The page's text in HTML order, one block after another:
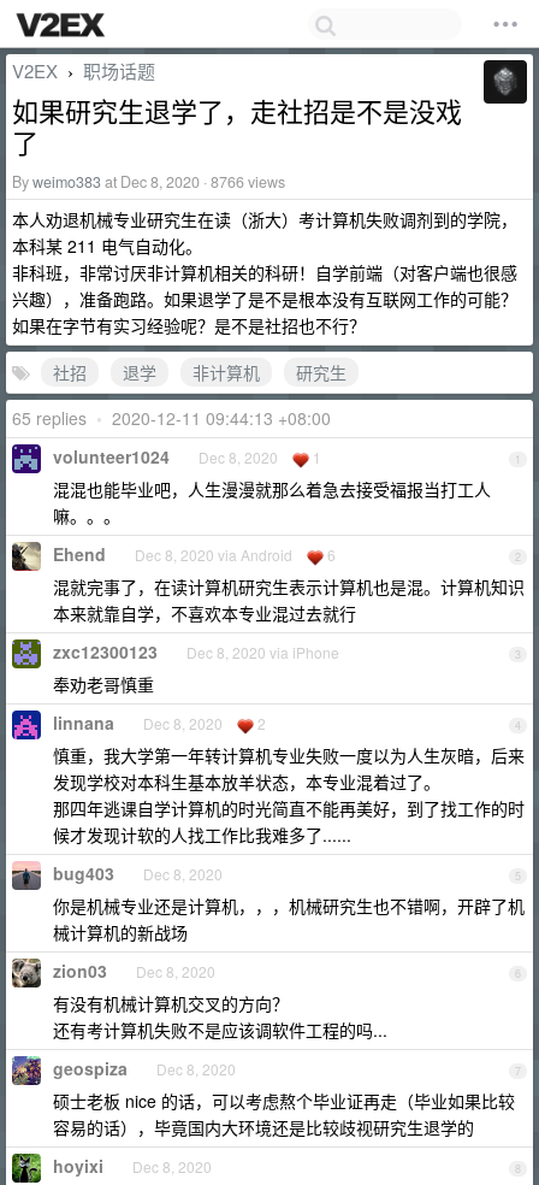
V2EX › 职场话题
如果研究生退学了，走社招是不是没戏
了
Byweimo383at Dec 8, 2020 · 8766 views
本人劝退机械专业研究生在读（浙大）考计算机失败调剂到的学院，
本科某 211 电气自动化。
非科班，非常讨厌非计算机相关的科研！自学前端（对客户端也很感
兴趣），准备跑路。如果退学了是不是根本没有互联网工作的可能？
如果在字节有实习经验呢？是不是社招也不行？
社招
退学 非计算机
研究生
65 replies • 2020-12-11 09:44:13 +08:00
1
volunteer1024 Dec 8, 2020 1
混混也能毕业吧，人生漫漫就那么着急去接受福报当打工人
嘛。。。
2
Ehend Dec 8, 2020 via Android 6
混就完事了，在读计算机研究生表示计算机也是混。计算机知识
本来就靠自学，不喜欢本专业混过去就行
3
zxc12300123 Dec 8, 2020 via iPhone
奉劝老哥慎重
4
linnana Dec 8, 2020 2
慎重，我大学第一年转计算机专业失败一度以为人生灰暗，后来
发现学校对本科生基本放羊状态，本专业混着过了。
那四年逃课自学计算机的时光简直不能再美好，到了找工作的时
候才发现计软的人找工作比我难多了......
5
bug403 Dec 8, 2020
你是机械专业还是计算机，，，机械研究生也不错啊，开辟了机
械计算机的新战场
6
zion03 Dec 8, 2020
有没有机械计算机交叉的方向？
还有考计算机失败不是应该调软件工程的吗...
7
geospiza Dec 8, 2020
硕士老板 nice 的话，可以考虑熬个毕业证再走（毕业如果比较
容易的话），毕竟国内大环境还是比较歧视研究生退学的
8
hoyixi Dec 8, 2020